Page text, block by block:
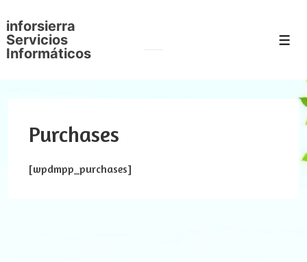
Saltar
al
inforsierra
Servicios
Informáticos
Purchases
[wpdmpp_purchases]